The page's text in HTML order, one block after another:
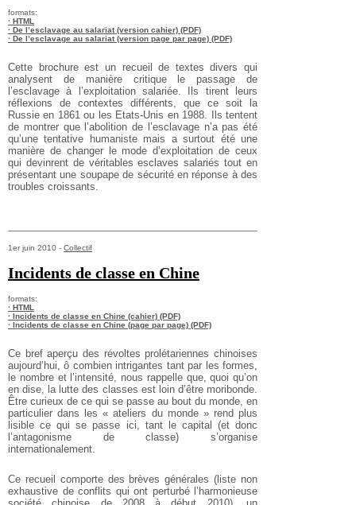
formats:
· HTML
· De l’esclavage au salariat (version cahier) (PDF)
· De l’esclavage au salariat (version page par page) (PDF)
Cette brochure est un recueil de textes divers qui
analysent de manière critique le passage de
l’esclavage à l’exploitation salariée. Ils tirent leurs
réflexions de contextes différents, que ce soit la
Russie en 1861 ou les Etats-Unis en 1988. Ils tentent
de montrer que l’abolition de l’esclavage n’a pas été
qu’une tentative humaniste mais a surtout été une
manière de changer le mode d’exploitation de ceux
qui devinrent de véritables esclaves salariés tout en
présentant une soupape de sécurité en réponse à des
troubles croissants.
1er juin 2010 - Collectif
Incidents de classe en Chine
formats:
· HTML
· Incidents de classe en Chine (cahier) (PDF)
· Incidents de classe en Chine (page par page) (PDF)
Ce bref aperçu des révoltes prolétariennes chinoises
aujourd’hui, ô combien intrigantes tant par les formes,
le nombre et l’intensité, nous rappelle que, quoi qu’on
en dise, la lutte des classes est loin d’être moribonde.
Être curieux de ce qui se passe au bout du monde, en
particulier dans les « ateliers du monde » rend plus
lisible ce qui se passe ici, tant le capital (et donc
l’antagonisme de classe) s’organise
internationalement.
Ce recueil comporte des brèves générales (liste non
exhaustive de conflits qui ont perturbé l’harmonieuse